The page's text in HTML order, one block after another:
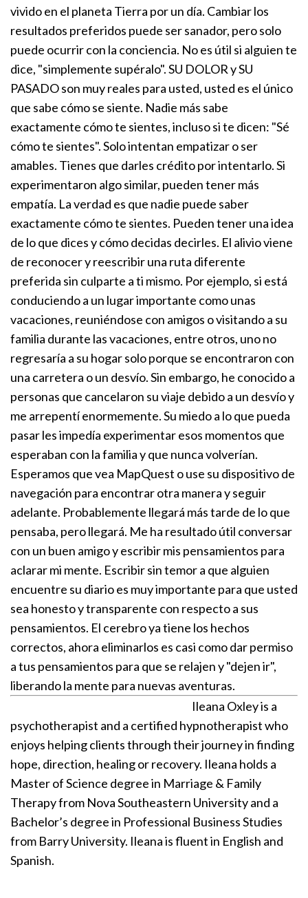
vivido en el planeta Tierra por un día. Cambiar los
resultados preferidos puede ser sanador, pero solo
puede ocurrir con la conciencia. No es útil si alguien te
dice, "simplemente supéralo". SU DOLOR y SU
PASADO son muy reales para usted, usted es el único
que sabe cómo se siente. Nadie más sabe
exactamente cómo te sientes, incluso si te dicen: "Sé
cómo te sientes". Solo intentan empatizar o ser
amables. Tienes que darles crédito por intentarlo. Si
experimentaron algo similar, pueden tener más
empatía. La verdad es que nadie puede saber
exactamente cómo te sientes. Pueden tener una idea
de lo que dices y cómo decidas decirles. El alivio viene
de reconocer y reescribir una ruta diferente
preferida sin culparte a ti mismo. Por ejemplo, si está
conduciendo a un lugar importante como unas
vacaciones, reuniéndose con amigos o visitando a su
familia durante las vacaciones, entre otros, uno no
regresaría a su hogar solo porque se encontraron con
una carretera o un desvío. Sin embargo, he conocido a
personas que cancelaron su viaje debido a un desvío y
me arrepentí enormemente. Su miedo a lo que pueda
pasar les impedía experimentar esos momentos que
esperaban con la familia y que nunca volverían.
Esperamos que vea MapQuest o use su dispositivo de
navegación para encontrar otra manera y seguir
adelante. Probablemente llegará más tarde de lo que
pensaba, pero llegará. Me ha resultado útil conversar
con un buen amigo y escribir mis pensamientos para
aclarar mi mente. Escribir sin temor a que alguien
encuentre su diario es muy importante para que usted
sea honesto y transparente con respecto a sus
pensamientos. El cerebro ya tiene los hechos
correctos, ahora eliminarlos es casi como dar permiso
a tus pensamientos para que se relajen y "dejen ir",
liberando la mente para nuevas aventuras.
Ileana Oxley is a
psychotherapist and a certified hypnotherapist who
enjoys helping clients through their journey in finding
hope, direction, healing or recovery. Ileana holds a
Master of Science degree in Marriage & Family
Therapy from Nova Southeastern University and a
Bachelor’s degree in Professional Business Studies
from Barry University. Ileana is fluent in English and
Spanish.